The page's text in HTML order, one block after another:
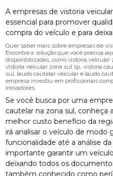
A empresas de vistoria
essencial para promover
compra do veículo e para
Quer saber mais sobre empresas de
Encontre a solução que você precisa
disponibilizadas, como vistoria
vistoria veicular zona sul sp, vistoria
sul, laudo cautelar veicular e laudo
empresa investiu em profissionais
inovadores.
Se você busca por uma
cautelar na zona sul, conheça
melhor custo benefício da
irá analisar o veículo de modo
funcionalidade até a análise
importante garantir um
deixando todos os
também conhecido como